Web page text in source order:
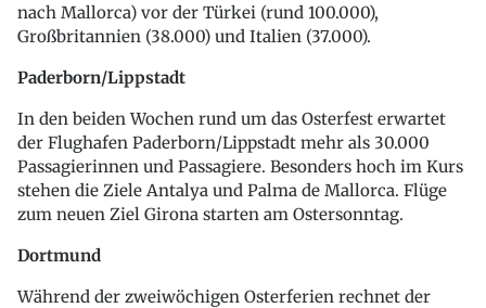
nach Mallorca) vor der Türkei (rund 100.000),
Großbritannien (38.000) und Italien (37.000).
Paderborn/Lippstadt
In den beiden Wochen rund um das Osterfest erwartet
der Flughafen Paderborn/Lippstadt mehr als 30.000
Passagierinnen und Passagiere. Besonders hoch im Kurs
stehen die Ziele Antalya und Palma de Mallorca. Flüge
zum neuen Ziel Girona starten am Ostersonntag.
Dortmund
Während der zweiwöchigen Osterferien rechnet der